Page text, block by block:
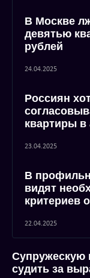
В Москве
девятью
рублей
24.04.2025
Россиян
квартиры в
23.04.2025
В
видят
критериев
22.04.2025
Супружескую
судить за